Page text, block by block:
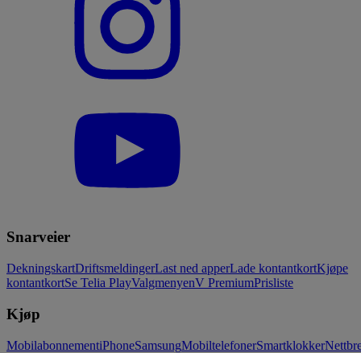
Snarveier
DekningskartDriftsmeldingerLast ned apperLade kontantkortKjøpe
kontantkortSe Telia PlayValgmenyenV PremiumPrisliste
Kjøp
MobilabonnementiPhoneSamsungMobiltelefonerSmartklokker